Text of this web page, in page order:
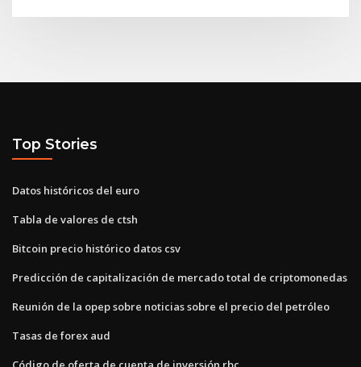
Top Stories
Datos históricos del euro
Tabla de valores de ctsh
Bitcoin precio histórico datos csv
Predicción de capitalización de mercado total de criptomonedas
Reunión de la opep sobre noticias sobre el precio del petróleo
Tasas de forex aud